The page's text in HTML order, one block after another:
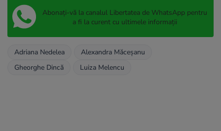
Abonați-vă la canalul Libertatea de WhatsApp pentru
a fi la curent cu ultimele informații
Adriana Nedelea
Alexandra Măceșanu
Gheorghe Dincă
Luiza Melencu